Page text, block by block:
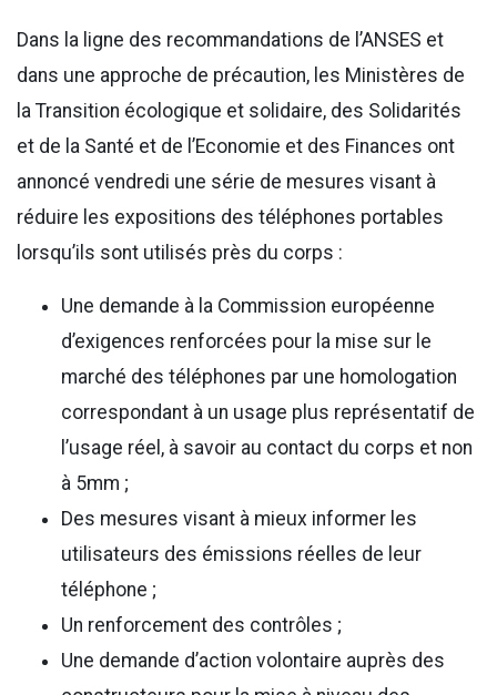
Dans la ligne des recommandations de l’ANSES et
dans une approche de précaution, les Ministères de
la Transition écologique et solidaire, des Solidarités
et de la Santé et de l’Economie et des Finances ont
annoncé vendredi une série de mesures visant à
réduire les expositions des téléphones portables
lorsqu’ils sont utilisés près du corps :
Une demande à la Commission européenne
d’exigences renforcées pour la mise sur le
marché des téléphones par une homologation
correspondant à un usage plus représentatif de
l’usage réel, à savoir au contact du corps et non
à 5mm ;
Des mesures visant à mieux informer les
utilisateurs des émissions réelles de leur
téléphone ;
Un renforcement des contrôles ;
Une demande d’action volontaire auprès des